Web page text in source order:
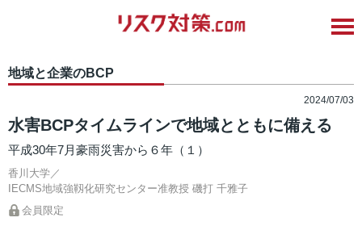
地域と企業のBCP
2024/07/03
水害BCPタイムラインで地域とともに備える
平成30年7月豪雨災害から６年（１）
香川大学／
IECMS地域強靱化研究センター准教授 磯打 千雅子
会員限定